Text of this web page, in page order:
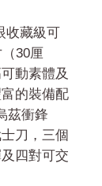
收藏級可
30厘
動素體及
的裝備配
茲衝鋒
刀，三個
四對可交